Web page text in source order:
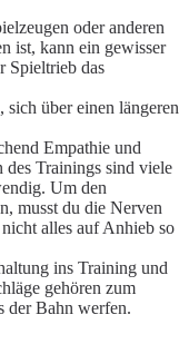
oder anderen
ist, kann ein gewisser
Spieltrieb das
über einen längeren
Empathie und
Trainings sind viele
Um den
musst du die Nerven
alles auf Anhieb so
ins Training und
gehören zum
der Bahn werfen.